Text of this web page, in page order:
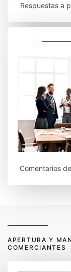
Respuestas a
Comentarios
APERTURA Y
COMERCIANTES